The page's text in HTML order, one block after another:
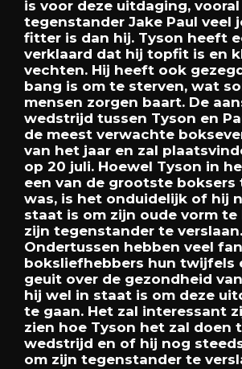
is voor deze uitdaging, vooral
tegenstander Jake Paul veel
fitter is dan hij. Tyson heeft
verklaard dat hij topfit is en
vechten. Hij heeft ook
bang is om te sterven, wat
mensen zorgen baart. De
wedstrijd tussen Tyson en
de meest verwachte
van het jaar en zal
op 20 juli. Hoewel Tyson in
een van de grootste boksers
was, is het onduidelijk of hij
staat is om zijn oude vorm te
zijn tegenstander te verslaan.
Ondertussen hebben veel
boksliefhebbers hun twijfels
geuit over de gezondheid van
hij wel in staat is om deze
te gaan. Het zal interessant
zien hoe Tyson het zal doen
wedstrijd en of hij nog
om zijn tegenstander te